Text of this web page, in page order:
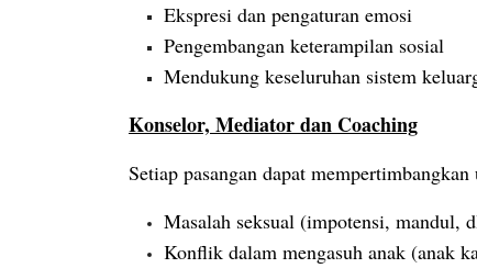
Ekspresi dan pengaturan emosi
Pengembangan keterampilan sosial
Mendukung keseluruhan sistem
Konselor, Mediator dan Coaching
Setiap pasangan dapat
Masalah seksual (impotensi, mandul,
Konflik dalam mengasuh anak (anak